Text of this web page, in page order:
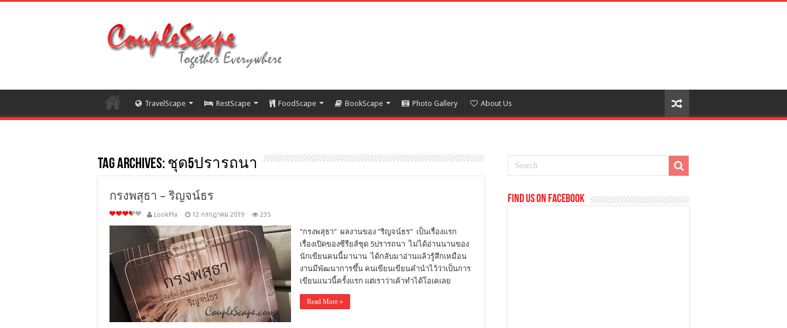
TravelScape RestScape FoodScape BookScape Photo Gallery About Us
Tag Archives: ชุด5ปรารถนา
กรงพสุธา – ริญจน์ธร
LookPla 12 กรกฎาคม 2019 235
"กรงพสุธา" ผลงานของ "ริญจน์ธร" เป็นเรื่องแรก
เรื่องเปิดของซีรียส์ชุด 5ปรารถนา ไม่ได้อ่านนานของ
นักเขียนคนนี้มานาน ได้กลับมาอ่านแล้วรู้สึกเหมือน
งานมีพัฒนาการขึ้น คนเขียนเขียนคำนำไว้ว่าเป็นการ
เขียนแนวนี้ครั้งแรก แต่เราว่าเค้าทำได้โอเคเลย
Read More »
Find us on Facebook